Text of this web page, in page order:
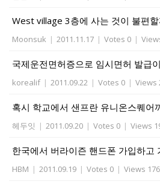
West village 3층에 사는 것이 불편할
Moonsuk | 2011.11.17 | Votes 0 |
국제운전면허증으로 임시면허 발급
korealif | 2011.09.22 | Votes 0 | Views
혹시 학교에서 샌프란 유니온스퀘어
헤두잇 | 2011.09.20 | Votes 0 | Views
한국에서 버라이즌 핸드폰 가입하고
HBM | 2011.09.19 | Votes 0 | Views